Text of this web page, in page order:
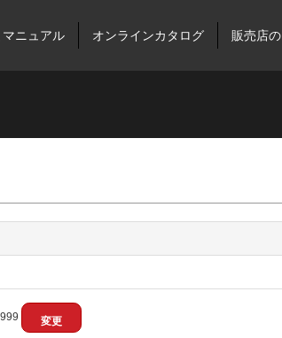
ニュアル オンラインカタログ 販売店
変更